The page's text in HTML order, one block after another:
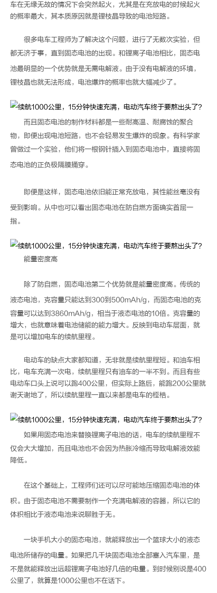
车在无缘无故的情况下会突然起火，尤其是在充放电的时候起火
的概率最大，其本质原因就是锂枝晶导致的电池短路。
很多电车工程师为了解决这个问题，进行了无数次实验，但
都无济于事，直到固态电池的出现。和锂离子电池相比，
固态电
池最明显的一个优势就是无需电解液。由于没有电解液的环境，
锂枝晶也就无法形成，电池爆炸的概率也就大幅减少了。
而且固态电池的制作材料都是一些耐高温、耐腐蚀的聚合
物，即便出现电池短路，也不会轻易发生爆炸的现象。有科学家
曾做过一个实验，他们将一根钢针插入到固态电池中，直接将固
态电池的正负极隔膜捅穿。
即便是这样， 固态电池依旧能正常充放电，其性能丝毫没有
受到影响。从中也可以看出固态电池在防自燃方面确实首屈一
指。
能量密度高
除了防自燃， 固态电池第二个优势就是能量密度高。传统的
液态电池，克容量只能达到300到500mAh/g，而固态电池的克
容量可以达到3860mAh/g，相当于液态电池的10倍。克容量的
增大，也就意味着电池储能的能力增大。反映到电动车层面，就
是可以增加电车的续航里程。
电动车的缺点大家都知道，无非就是续航里程短。和油车相
比，电车充满一次电，续航里程只有油车的一半不到。而且有些
电动车口头上说可以跑400公里，但实际上路后，能跑200公里就
谢天谢地了，所以续航里程一直以来都是电车的桎梏。
如果用固态电池来替换锂离子电池的话，电车的续航里程不
仅会大大增加，而且电池也不会因为热胀冷缩而导致电解液效能
降低。
在这个基础上，工程师们还可以尽可能地压缩固态电池的体
积。由于固态电池不需要制作一个充满电解液的容器，所以它的
体积相比于液态电池来说聊胜于无。
一块手机大小的固态电池，就能释放出一个篮球大小的液态
电池所储存的电量。如果把几千块固态电池全部塞入汽车里，是
不是就能释放出远超锂离子电池好几倍的电量。到时候别说是400
公里了，就算是1000公里也不在话下。